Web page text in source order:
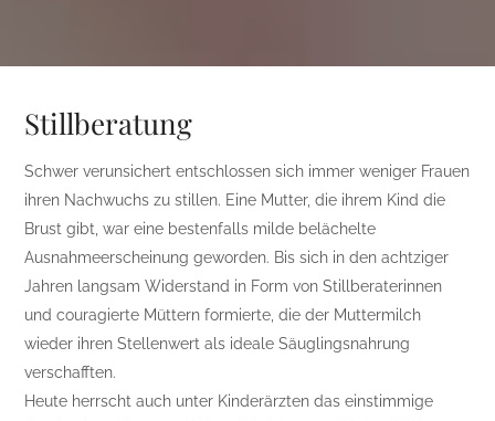
Stillberatung
Schwer verunsichert entschlossen sich immer weniger Frauen
ihren Nachwuchs zu stillen. Eine Mutter, die ihrem Kind die
Brust gibt, war eine bestenfalls milde belächelte
Ausnahmeerscheinung geworden. Bis sich in den achtziger
Jahren langsam Widerstand in Form von Stillberaterinnen
und couragierte Müttern formierte, die der Muttermilch
wieder ihren Stellenwert als ideale Säuglingsnahrung
verschafften.
Heute herrscht auch unter Kinderärzten das einstimmige